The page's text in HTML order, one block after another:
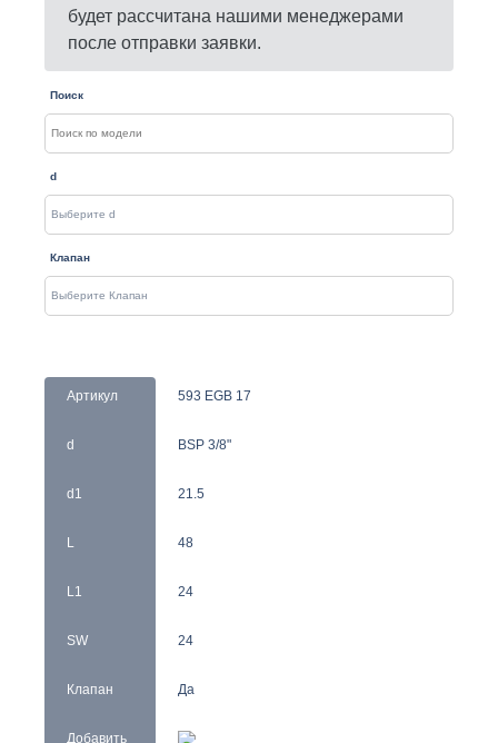
будет рассчитана нашими менеджерами
после отправки заявки.
Поиск
d
Клапан
Артикул
d
d1
L
L1
SW
Клапан
Добавить
593 EGB 17
BSP 3/8"
21.5
48
24
24
Да